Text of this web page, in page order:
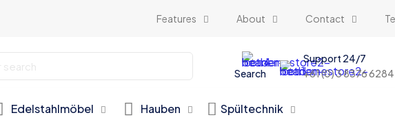
Features About Contact
Search
Support 24/7
+61 (0) 3 8376 6284
Edelstahlmöbel Hauben Spültechnik